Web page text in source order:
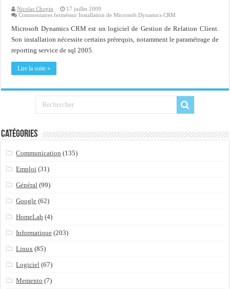
Nicolas Chopin
17 juillet 2009
Commentaires ferméssur Installation de Microsoft Dynamics CRM
Microsoft Dynamics CRM est un logiciel de Gestion de Relation Client.
Son installation nécessite certains prérequis, notamment le paramétrage de
reporting service de sql 2005.
Lire la suite »
Catégories
Communication (135)
Emploi (31)
Général (99)
Google (62)
HomeLab (4)
Informatique (203)
Linux (85)
Logiciel (67)
Memento (7)